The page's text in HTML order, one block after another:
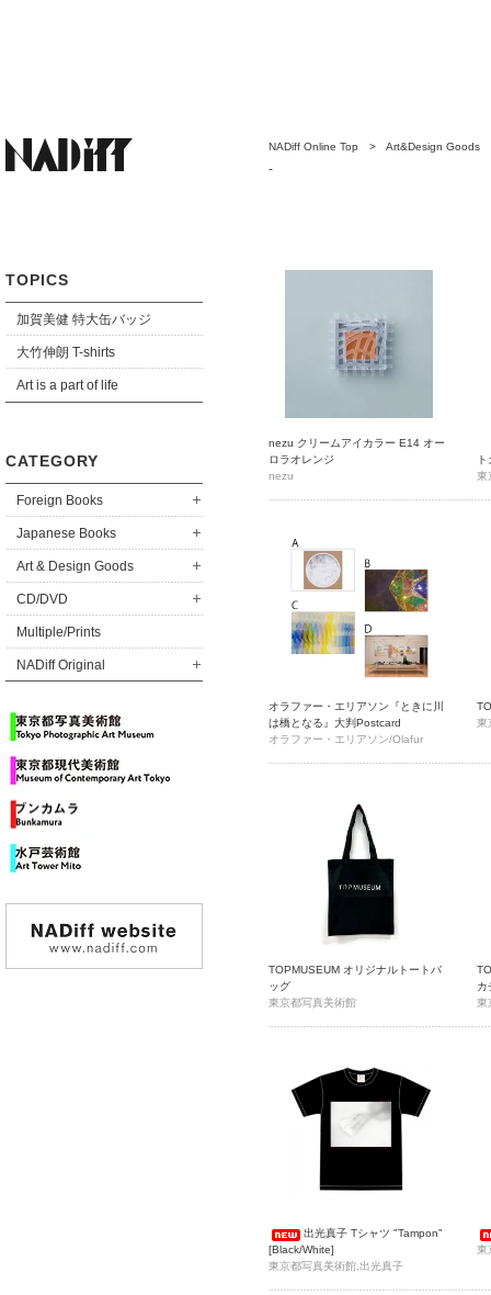
TOPICS
加賀美健 特大缶バッジ
大竹伸朗 T-shirts
Art is a part of life
CATEGORY
Foreign Books
Japanese Books
Art & Design Goods
CD/DVD
Multiple/Prints
NADiff Original
NADiff Online Top > Art&Design Goods
-
nezu クリームアイカラー E14 オー
ロラオレンジ
ケースモチーフ雲
nezu
東
オラファー・エリアソン『ときに川
は橋となる』大判Postcard
オラファー・エリアソン/Olafur
東
TOPMUSEUM オリジナルトートバ
ッグ
東京都写真美術館
カ
東
出光真子 Tシャツ "Tampon"
[Black/White]
東京都写真美術館,出光真子
東